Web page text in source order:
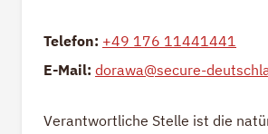
Telefon: +49 176 11441441
E-Mail: dorawa@secure-
Verantwortliche Stelle ist die